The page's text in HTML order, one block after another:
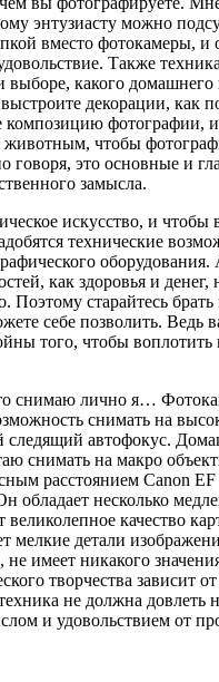
энтузиасту можно
вместо фотокамеры, и
Также
выборе, какого
декорации, как
композицию фотографии,
животным, чтобы
говоря, это основные и
замысла.
искусство, и чтобы
технические
оборудования.
как здоровья и денег,
старайтесь брать
себе позволить. Ведь
того, чтобы
снимаю лично я…
снимать на
следящий автофокус.
снимать на макро
расстоянием Canon EF
обладает несколько
великолепное качество
мелкие детали
не имеет никакого
творчества зависит от
не должна довлеть
и удовольствием от